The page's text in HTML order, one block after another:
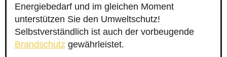
Energiebedarf und im gleichen Moment
unterstützen Sie den Umweltschutz!
Selbstverständlich ist auch der vorbeugende
Brandschutz gewährleistet.